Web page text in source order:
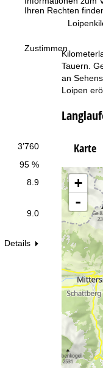
Ihren Rechten
Zustimmen
3’760
95 %
8.9
9.0
Details
t
e
t
e
Tauern.
an
Loipen
Karte
+
-